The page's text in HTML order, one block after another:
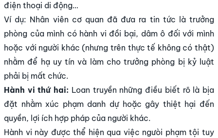
điện thoại di động…
Ví dụ: Nhân viên cơ quan đã đưa ra tin tức là trưởng
phòng của mình có hành vi đồi bại, dâm ô đối với mình
hoặc với người khác (nhưng trên thực tế không có thật)
nhằm để hạ uy tín và làm cho trưởng phòng bị kỷ luật
phải bị mất chức.
Hành vi thứ hai: Loan truyền những điều biết rõ là bịa
đặt nhằm xúc phạm danh dự hoặc gây thiệt hại đến
quyền, lợi ích hợp pháp của người khác.
Hành vi này được thể hiện qua việc ngưòi phạm tội tuy